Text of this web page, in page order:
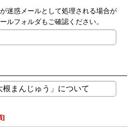
迷惑メールとして処理される場合が
ルフォルダもご確認ください。
]